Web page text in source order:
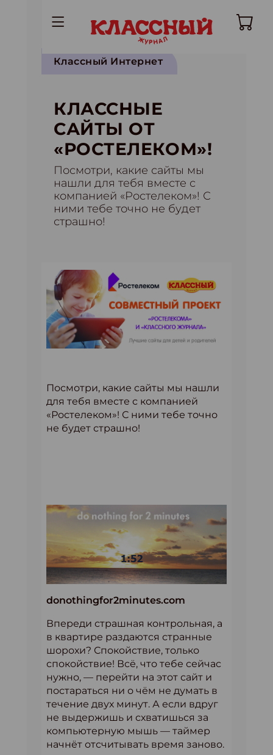
Классный Интернет
КЛАССНЫЕ
САЙТЫ ОТ
«РОСТЕЛЕКОМ»!
Посмотри, какие сайты мы
нашли для тебя вместе с
компанией «Ростелеком»! С
ними тебе точно не будет
страшно!
Посмотри, какие сайты мы нашли
для тебя вместе с компанией
«Ростелеком»! С ними тебе точно
не будет страшно!
donothingfor2minutes.com
Впереди страшная контрольная, а
в квартире раздаются странные
шорохи? Спокойствие, только
спокойствие! Всё, что тебе сейчас
нужно, — перейти на этот сайт и
постараться ни о чём не думать в
течение двух минут. А если вдруг
не выдержишь и схватишься за
компьютерную мышь — таймер
начнёт отсчитывать время заново.